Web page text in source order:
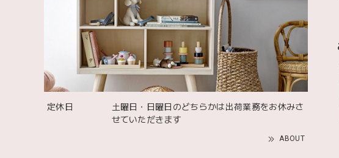
定休日
土曜日・日曜日のどちらかは出荷業務をお休みさ
せていただきます
ABOUT